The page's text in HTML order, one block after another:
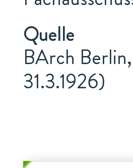
Quelle
BArch
31.3.1926)